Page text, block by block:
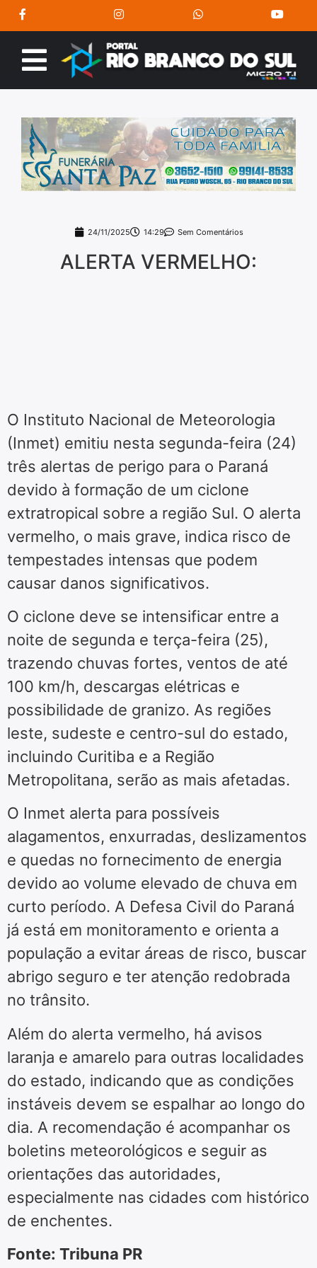
24/11/2025 14:29 Sem Comentários
ALERTA VERMELHO:
O Instituto Nacional de Meteorologia
(Inmet) emitiu nesta segunda-feira (24)
três alertas de perigo para o Paraná
devido à formação de um ciclone
extratropical sobre a região Sul. O alerta
vermelho, o mais grave, indica risco de
tempestades intensas que podem
causar danos significativos.
O ciclone deve se intensificar entre a
noite de segunda e terça-feira (25),
trazendo chuvas fortes, ventos de até
100 km/h, descargas elétricas e
possibilidade de granizo. As regiões
leste, sudeste e centro-sul do estado,
incluindo Curitiba e a Região
Metropolitana, serão as mais afetadas.
O Inmet alerta para possíveis
alagamentos, enxurradas, deslizamentos
e quedas no fornecimento de energia
devido ao volume elevado de chuva em
curto período. A Defesa Civil do Paraná
já está em monitoramento e orienta a
população a evitar áreas de risco, buscar
abrigo seguro e ter atenção redobrada
no trânsito.
Além do alerta vermelho, há avisos
laranja e amarelo para outras localidades
do estado, indicando que as condições
instáveis devem se espalhar ao longo do
dia. A recomendação é acompanhar os
boletins meteorológicos e seguir as
orientações das autoridades,
especialmente nas cidades com histórico
de enchentes.
Fonte: Tribuna PR